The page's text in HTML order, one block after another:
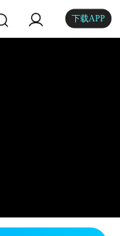
下载APP